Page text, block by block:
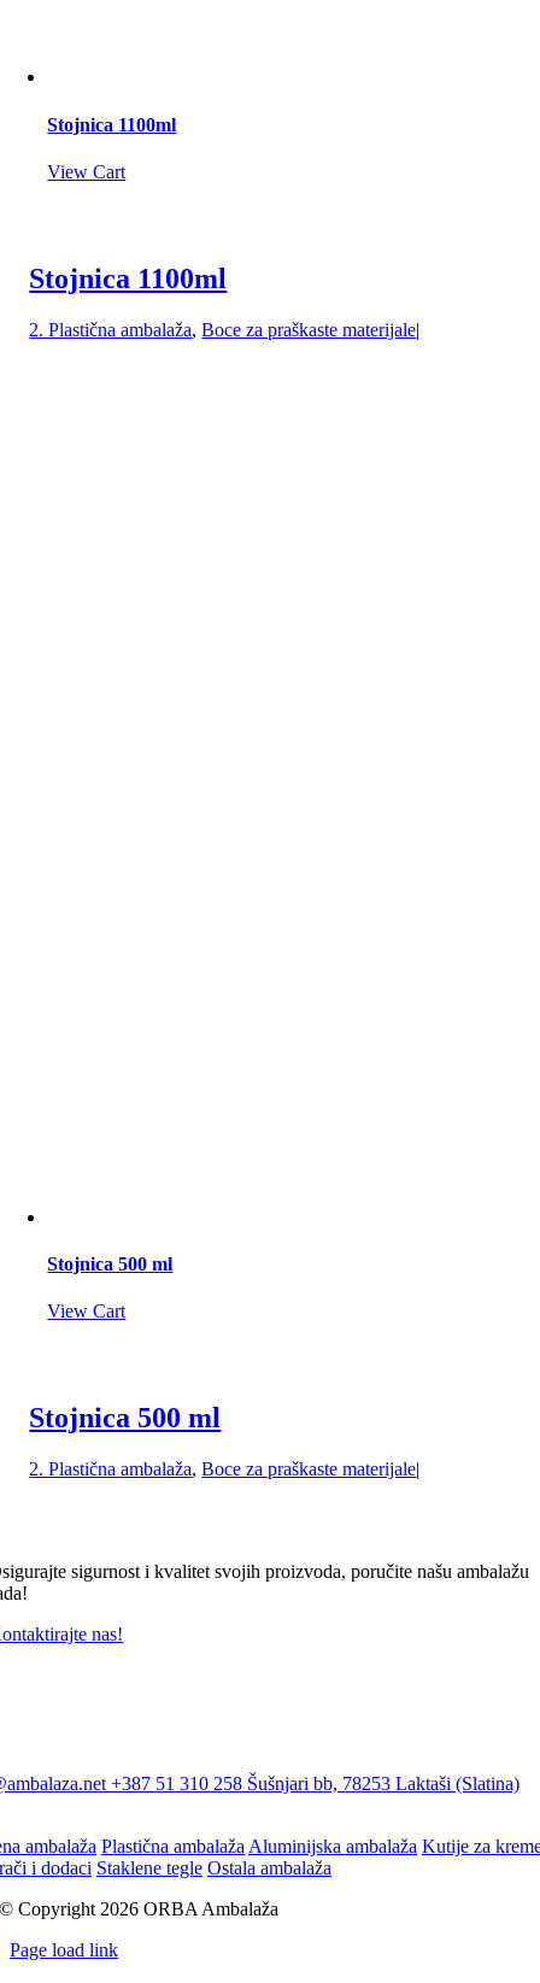
Stojnica 1100ml
View Cart
Stojnica 1100ml
2. Plastična ambalaža,Boce za praškaste materijale|
Stojnica 500 ml
View Cart
Stojnica 500 ml
2. Plastična ambalaža,Boce za praškaste materijale|
sigurnost i kvalitet svojih proizvoda, poručite našu ambalažu
nas!
+387 51 310 258 Šušnjari bb, 78253 Laktaši (Slatina)
ambalaža Plastična ambalaža Aluminijska ambalaža Kutije za
i dodaci Staklene tegle Ostala ambalaža
© Copyright 2026 ORBA Ambalaža
Page load link